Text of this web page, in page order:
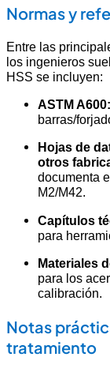
Normas y
Entre las
los ingenieros
HSS se incluyen:
ASTM A600:
barras/
Hojas de
otros
documenta
M2/M42.
Capítulos
para
Materiales
para los
calibración.
Notas
tratamiento